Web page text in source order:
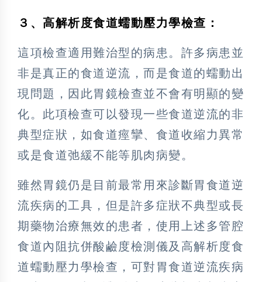
３、高解析度食道蠕動壓力學檢查：
這項檢查適用難治型的病患。許多病患並
非是真正的食道逆流，而是食道的蠕動出
現問題，因此胃鏡檢查並不會有明顯的變
化。此項檢查可以發現一些食道逆流的非
典型症狀，如食道痙攣、食道收縮力異常
或是食道弛緩不能等肌肉病變。
雖然胃鏡仍是目前最常用來診斷胃食道逆
流疾病的工具，但是許多症狀不典型或長
期藥物治療無效的患者，使用上述多管腔
食道內阻抗併酸鹼度檢測儀及高解析度食
道蠕動壓力學檢查，可對胃食道逆流疾病